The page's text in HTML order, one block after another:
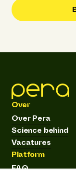
Over
Over Pera
Science behind
Vacatures
Platform